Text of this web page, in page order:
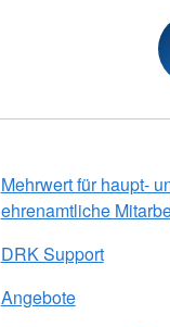
Mehrwert für haupt-
ehrenamtliche
DRK Support
Angebote